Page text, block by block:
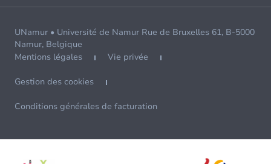
UNamur • Université de Namur Rue de Bruxelles 61, B-5000
Namur, Belgique
Mentions légales
Vie privée
Gestion des cookies
Conditions générales de facturation